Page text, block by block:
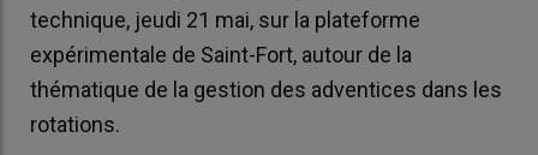
technique, jeudi 21 mai, sur la plateforme
expérimentale de Saint-Fort, autour de la
thématique de la gestion des adventices dans les
rotations.